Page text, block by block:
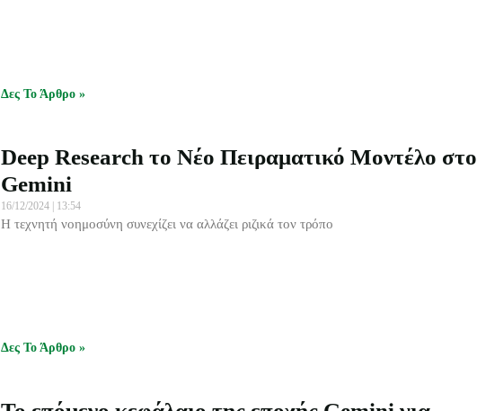
Δες Το Άρθρο »
Deep Research το Νέο Πειραματικό Μοντέλο στο
Gemini
16/12/2024 13:54
Η τεχνητή νοημοσύνη συνεχίζει να αλλάζει ριζικά τον τρόπο
Δες Το Άρθρο »